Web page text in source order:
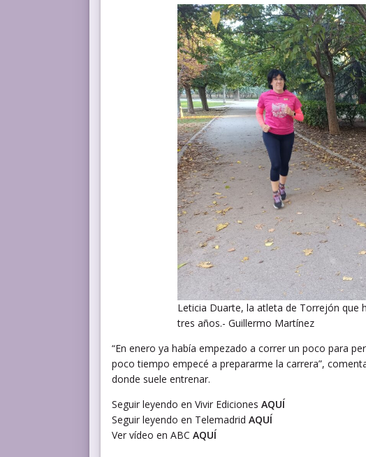
Leticia Duarte, la atleta de Torrejón que
tres años.- Guillermo Martínez
“En enero ya había empezado a correr un poco para
poco tiempo empecé a prepararme la carrera”,
donde suele entrenar.
Seguir leyendo en Vivir Ediciones AQUÍ
Seguir leyendo en Telemadrid AQUÍ
Ver vídeo en ABC AQUÍ